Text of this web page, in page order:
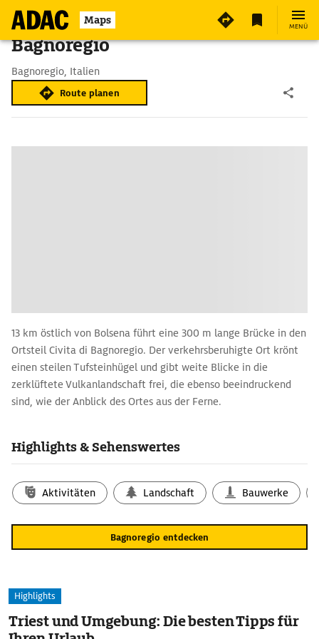
Maps MENÜ
Bagnoregio
Bagnoregio, Italien
Route planen
13 km östlich von Bolsena führt eine 300 m lange Brücke in den
Ortsteil Civita di Bagnoregio. Der verkehrsberuhigte Ort krönt
einen steilen Tufsteinhügel und gibt weite Blicke in die
zerklüftete Vulkanlandschaft frei, die ebenso beeindruckend
sind, wie der Anblick des Ortes aus der Ferne.
Highlights & Sehenswertes
Aktivitäten Landschaft Bauwerke
Bagnoregio entdecken
Highlights
Triest und Umgebung: Die besten Tipps für